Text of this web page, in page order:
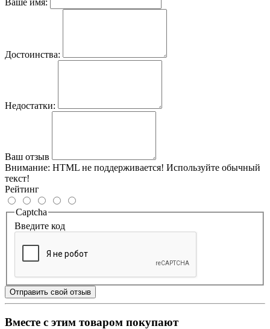
Достоинства:
Недостатки:
Ваш отзыв
Внимание: HTML не поддерживается! Используйте обычный
текст!
Рейтинг
Captcha
Введите код
Отправить свой отзыв
Вместе с этим товаром покупают